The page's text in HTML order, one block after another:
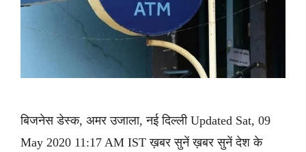
बिजनेस डेस्क, अमर उजाला, नई दिल्ली Updated Sat, 09
May 2020 11:17 AM IST ख़बर सुनें ख़बर सुनें देश के